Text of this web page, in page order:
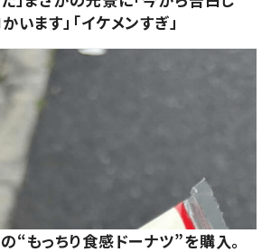
います」「イケメンすぎ」
“もっちり食感ドーナツ”を購入。